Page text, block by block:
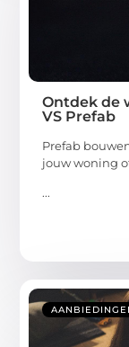
Ontdek de
VS Prefab
Prefab
jouw woning
...